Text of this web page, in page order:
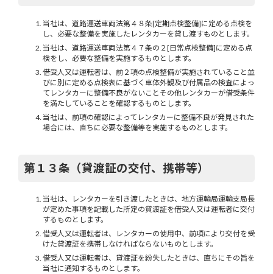
当社は、道路運送車両法第４８条[定期点検整備]に定める点検を
し、必要な整備を実施したレンタカーを貸し渡すものとします。
当社は、道路運送車両法第４７条の２[日常点検整備]に定める点
検をし、必要な整備を実施するものとします。
借受人又は運転者は、前２項の点検整備が実施されていること並
びに別に定める点検表に基づく車体外観及び付属品の検査によっ
てレンタカーに整備不良がないことその他レンタカーが借受条件
を満たしていることを確認するものとします。
当社は、前項の確認によってレンタカーに整備不良が発見された
場合には、直ちに必要な整備等を実施するものとします。
第１３条（貸渡証の交付、携帯等）
当社は、レンタカーを引き渡したときは、地方運輸局運輸支局長
が定めた事項を記載した所定の貸渡証を借受人又は運転者に交付
するものとします。
借受人又は運転者は、レンタカーの使用中、前項により交付を受
けた貸渡証を携帯しなければならないものとします。
借受人又は運転者は、貸渡証を紛失したときは、直ちにその旨を
当社に通知するものとします。